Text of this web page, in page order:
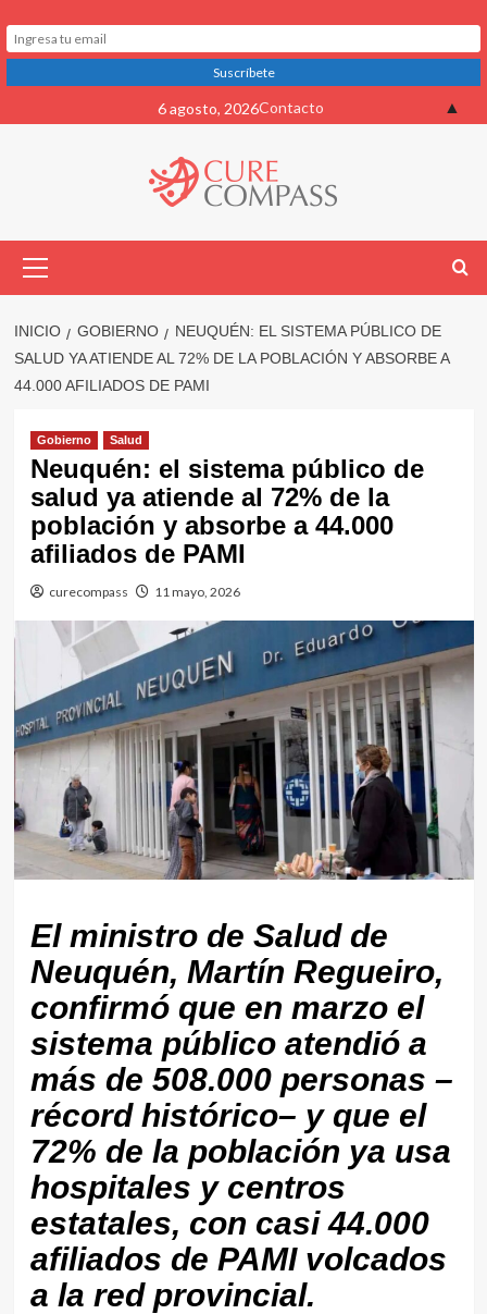
al
6 agosto, 2026Contacto
primario
INICIO GOBIERNO
NEUQUÉN: EL SISTEMA PÚBLICO DE
SALUD YA ATIENDE AL 72% DE LA POBLACIÓN Y ABSORBE A
44.000 AFILIADOS DE PAMI
Gobierno Salud
Neuquén: el sistema público de
salud ya atiende al 72% de la
población y absorbe a 44.000
afiliados de PAMI
curecompass 11 mayo, 2026
El ministro de Salud de
Neuquén, Martín Regueiro,
confirmó que en marzo el
sistema público atendió a
más de 508.000 personas –
récord histórico– y que el
72% de la población ya usa
hospitales y centros
estatales, con casi 44.000
afiliados de PAMI volcados
a la red provincial.
▲